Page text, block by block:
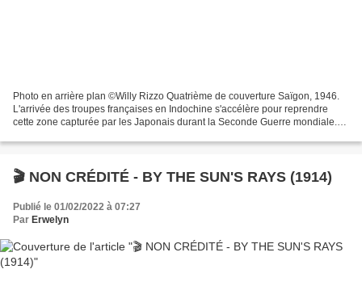
Photo en arrière plan ©Willy Rizzo Quatrième de couverture Saïgon, 1946.
L'arrivée des troupes françaises en Indochine s'accélère pour reprendre
cette zone capturée par les Japonais durant la Seconde Guerre mondiale.
🎬 NON CRÉDITÉ - BY THE SUN'S RAYS (1914)
Publié le 01/02/2022 à 07:27
Par Erwelyn